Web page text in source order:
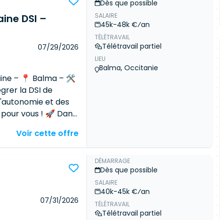
consolidée des
des risques /
- Identifier
entre
avec les
de
des
à la sécurisation
techniques, les
DSI –
07/29/2026
– 📍 Balma – 🛠️
la DSI de
et des
vous ! 🚀 Dans
SI (H/F) pour
de Projet Aider à
projet, des
Exemples :
Voir cette offre
Dès que possible
SALAIRE
45k-48k €⁄an
TÉLÉTRAVAIL
Télétravail partiel
LIEU
Balma, Occitanie
07/31/2026
DÉMARRAGE
Dès que possible
SALAIRE
40k-45k €⁄an
TÉLÉTRAVAIL
Télétravail partiel